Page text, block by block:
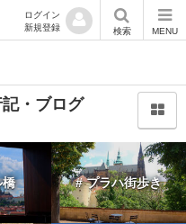
ログイン
新規登録
検索 MENU
記・ブログ
橋 # プラハ街歩き